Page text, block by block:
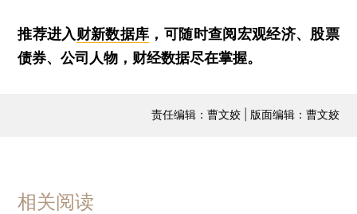
推荐进入财新数据库 ，可随时查阅宏观经济、股票
债券、公司人物，财经数据尽在掌握。
责任编辑：曹文姣 | 版面编辑：曹文姣
相关阅读